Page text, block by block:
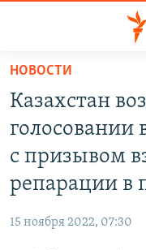
Вернуться
основному
содержанию
главной
Вернутся
КЫРГЫЗЧА
ПОДПИШИТЕСЬ НА НАС В
НОВОСТИ
Казахстан
с призывом
репарации в
15 ноября 2022, 07:30